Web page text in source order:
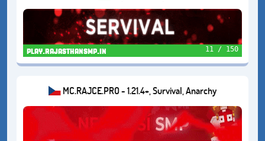
play.rajasthansmp.in 11 / 150
MC.RAJCE.PRO - 1.21.4+, Survival, Anarchy